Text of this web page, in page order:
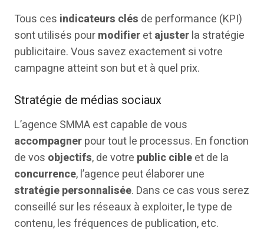
Tous ces indicateurs clés de performance (KPI)
sont utilisés pourmodifieretajusterla stratégie
publicitaire. Vous savez exactement si votre
campagne atteint son but et à quel prix.
Stratégie de médias sociaux
L’agence SMMA est capable de vous
accompagnerpour tout le processus. En fonction
de vos objectifs, de votre public cibleet de la
concurrence, l’agence peut élaborer une
stratégie personnalisée. Dans ce cas vous serez
conseillé sur les réseaux à exploiter, le type de
contenu, les fréquences de publication, etc.